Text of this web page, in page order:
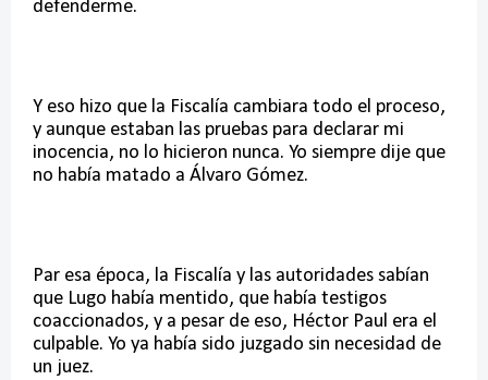
defenderme.
Y eso hizo que la Fiscalía cambiara todo el proceso,
y aunque estaban las pruebas para declarar mi
inocencia, no lo hicieron nunca. Yo siempre dije que
no había matado a Álvaro Gómez.
Par esa época, la Fiscalía y las autoridades sabían
que Lugo había mentido, que había testigos
coaccionados, y a pesar de eso, Héctor Paul era el
culpable. Yo ya había sido juzgado sin necesidad de
un juez.